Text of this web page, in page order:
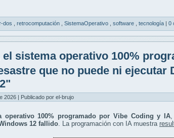
dos retrocomputación SistemaOperativo software tecnología 0
el sistema operativo 100%
que no puede ni ejecutar
2026 | Publicado por el-brujo
operativo 100% programado por Vibe Coding y IA,
12 fallido . La programación con IA muestra